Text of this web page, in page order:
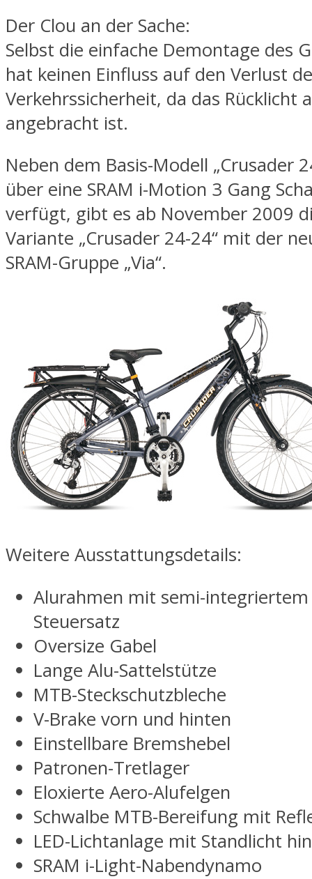
Der Clou an der Sache:
Selbst die einfache Demontage des
hat keinen Einfluss auf den Verlust
Verkehrssicherheit, da das Rücklicht
angebracht ist.
Neben dem Basis-Modell „Crusader
über eine SRAM i-Motion 3 Gang
verfügt, gibt es ab November 2009
Variante „Crusader 24-24“ mit der
SRAM-Gruppe „Via“.
Weitere Ausstattungsdetails:
Alurahmen mit semi-
Steuersatz
Oversize Gabel
Lange Alu-Sattelstütze
MTB-Steckschutzbleche
V-Brake vorn und hinten
Einstellbare Bremshebel
Patronen-Tretlager
Eloxierte Aero-Alufelgen
Schwalbe MTB-Bereifung mit
LED-Lichtanlage mit Standlicht
SRAM i-Light-Nabendynamo